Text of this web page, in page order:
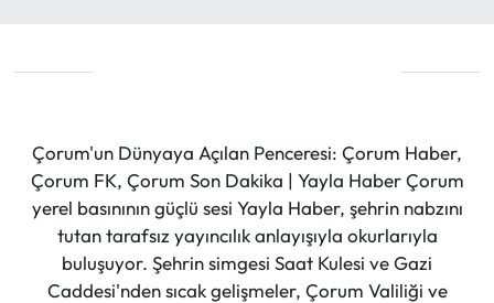
Çorum'un Dünyaya Açılan Penceresi: Çorum Haber,
Çorum FK, Çorum Son Dakika | Yayla Haber Çorum
yerel basınının güçlü sesi Yayla Haber, şehrin nabzını
tutan tarafsız yayıncılık anlayışıyla okurlarıyla
buluşuyor. Şehrin simgesi Saat Kulesi ve Gazi
Caddesi'nden sıcak gelişmeler, Çorum Valiliği ve